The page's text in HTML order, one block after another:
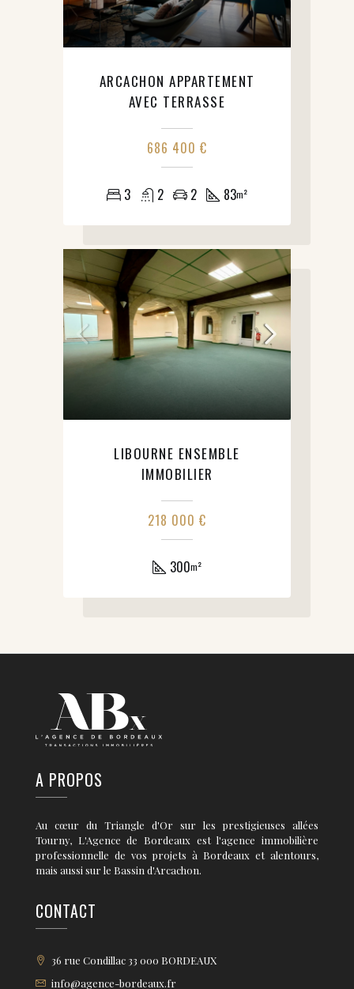
ARCACHON APPARTEMENT
AVEC TERRASSE
686 400 €
3 2 2 83m²
LIBOURNE ENSEMBLE
IMMOBILIER
218 000 €
300m²
A PROPOS
Au cœur du Triangle d'Or sur les prestigieuses allées
Tourny, L'Agence de Bordeaux est l'agence immobilière
professionnelle de vos projets à Bordeaux et alentours,
mais aussi sur le Bassin d'Arcachon.
CONTACT
36 rue Condillac 33 000 BORDEAUX
info@agence-bordeaux.fr